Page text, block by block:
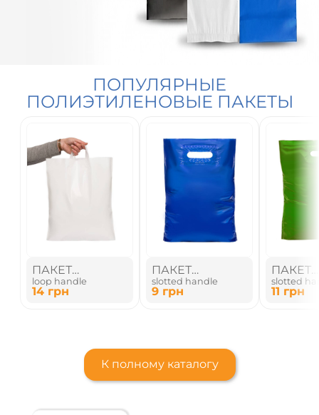
ПОПУЛЯРНЫЕ
ПОЛИЭТИЛЕНОВЫЕ ПАКЕТЫ
ПАКЕТ
ПОЛИЭТИЛЕНОВЫЙ
loop handle
14 грн
ПАКЕТ
ПОЛИЭТИЛЕНОВЫЙ
slotted handle
9 грн
ПАКЕТ
slotted
11 грн
К полному каталогу